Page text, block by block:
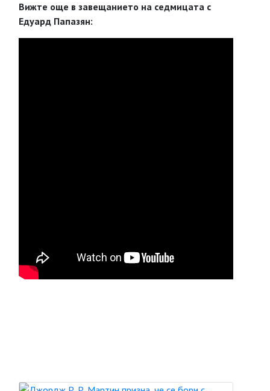
Вижте още в завещанието на седмицата с
Едуард Папазян: